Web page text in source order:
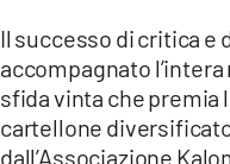
Il successo di critica e
accompagnato
sfida vinta che premia
cartellone
dall’Associazione